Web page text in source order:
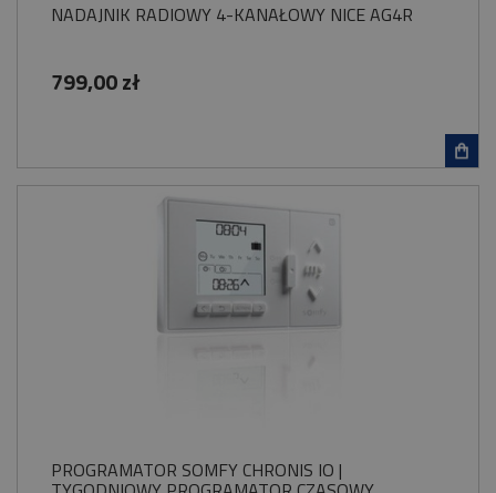
NADAJNIK RADIOWY 4-KANAŁOWY NICE AG4R
799,00 zł
PROGRAMATOR SOMFY CHRONIS IO |